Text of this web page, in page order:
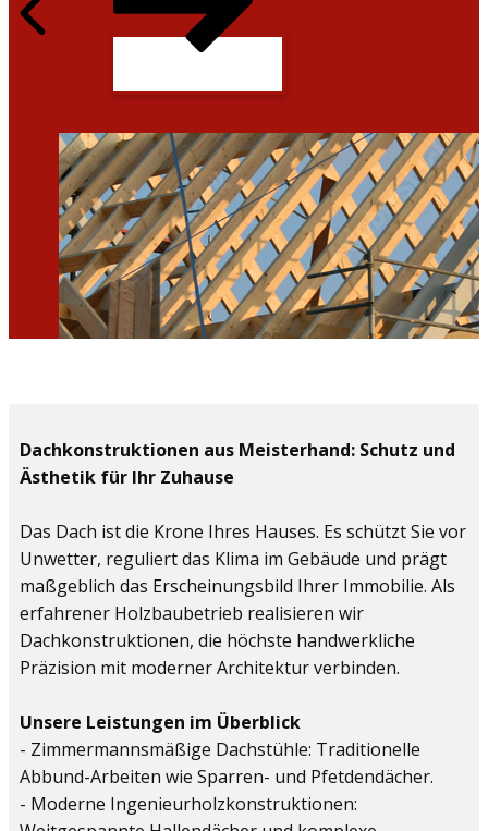
Dachkonstruktionen aus Meisterhand: Schutz und
Ästhetik für Ihr Zuhause
Das Dach ist die Krone Ihres Hauses. Es schützt Sie vor
Unwetter, reguliert das Klima im Gebäude und prägt
maßgeblich das Erscheinungsbild Ihrer Immobilie. Als
erfahrener Holzbaubetrieb realisieren wir
Dachkonstruktionen, die höchste handwerkliche
Präzision mit moderner Architektur verbinden.
Unsere Leistungen im Überblick
- Zimmermannsmäßige Dachstühle: Traditionelle
Abbund-Arbeiten wie Sparren- und Pfetdendächer.
- Moderne Ingenieurholzkonstruktionen: